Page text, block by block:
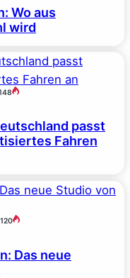
Wo aus
wird
passt
Fahren
Das neue